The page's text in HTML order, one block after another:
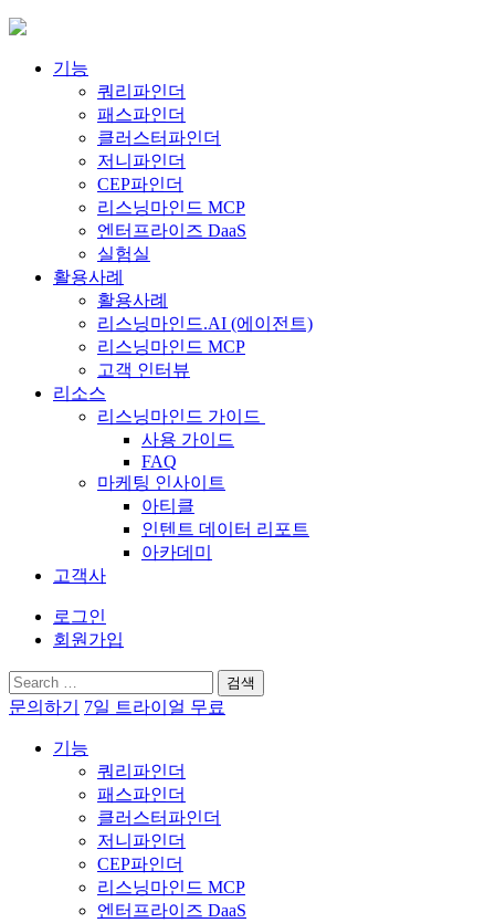
Skip
content기능
쿼리파인더
패스파인더
클러스터파인더
저니파인더
CEP파인더
리스닝마인드 MCP
엔터프라이즈 DaaS
실험실
활용사례
활용사례
리스닝마인드.AI (에이전트)
리스닝마인드 MCP
고객 인터뷰
리소스
리스닝마인드 가이드
사용 가이드
FAQ
마케팅 인사이트
아티클
인텐트 데이터 리포트
아카데미
고객사
로그인
회원가입
검
색:
문의하기 7일 트라이얼 무료
기능
쿼리파인더
패스파인더
클러스터파인더
저니파인더
CEP파인더
리스닝마인드 MCP
엔터프라이즈 DaaS